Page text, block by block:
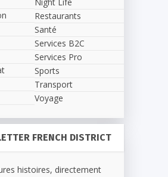
Restaurants
Santé
Services B2C
Services Pro
Sports
Transport
Voyage
FRENCH DISTRICT
histoires, directement